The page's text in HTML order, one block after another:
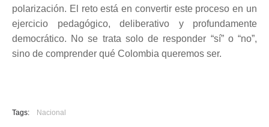
polarización. El reto está en convertir este proceso en un
ejercicio pedagógico, deliberativo y profundamente
democrático. No se trata solo de responder “sí” o “no”,
sino de comprender qué Colombia queremos ser.
Tags: Nacional